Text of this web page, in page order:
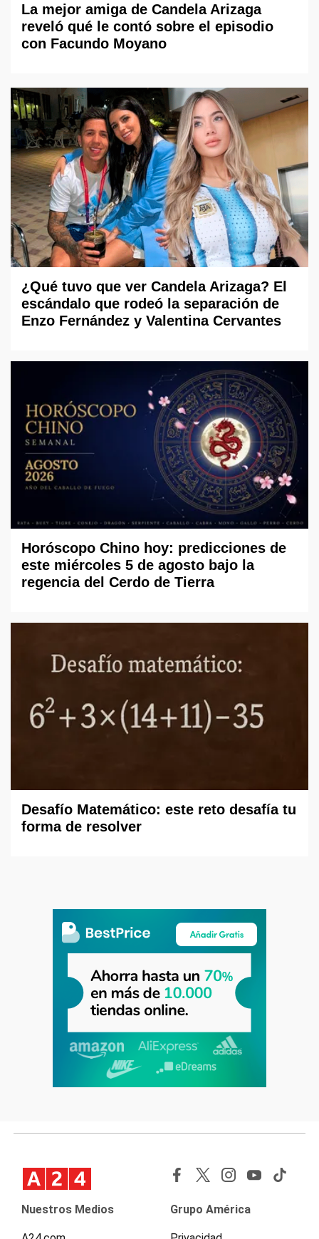
La mejor amiga de Candela Arizaga
reveló qué le contó sobre el episodio
con Facundo Moyano
¿Qué tuvo que ver Candela Arizaga? El
escándalo que rodeó la separación de
Enzo Fernández y Valentina Cervantes
Horóscopo Chino hoy: predicciones de
este miércoles 5 de agosto bajo la
regencia del Cerdo de Tierra
Desafío Matemático: este reto desafía tu
forma de resolver
Nuestros Medios Grupo América